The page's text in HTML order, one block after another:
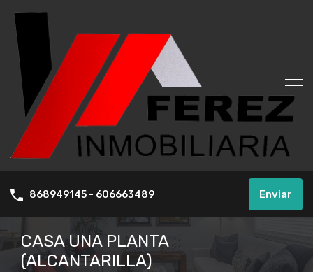
868949145 - 606663489 Enviar
CASA UNA PLANTA
(ALCANTARILLA)